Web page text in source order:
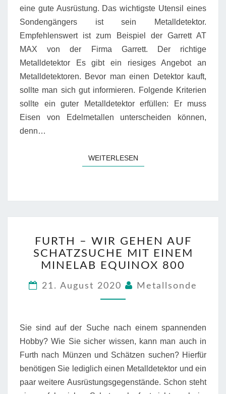
eine gute Ausrüstung. Das wichtigste Utensil eines
Sondengängers ist sein Metalldetektor.
Empfehlenswert ist zum Beispiel der Garrett AT
MAX von der Firma Garrett. Der richtige
Metalldetektor Es gibt ein riesiges Angebot an
Metalldetektoren. Bevor man einen Detektor kauft,
sollte man sich gut informieren. Folgende Kriterien
sollte ein guter Metalldetektor erfüllen: Er muss
Eisen von Edelmetallen unterscheiden können,
denn…
WEITERLESENWEITERLESEN
–
WIR
GEHEN
SCHATZSUCHE
EQUINOX
800
FURTH – WIR GEHEN AUF
SCHATZSUCHE MIT EINEM
MINELAB EQUINOX 800
21. August 2020 Metallsonde
Sie sind auf der Suche nach einem spannenden
Hobby? Wie Sie sicher wissen, kann man auch in
Furth nach Münzen und Schätzen suchen? Hierfür
benötigen Sie lediglich einen Metalldetektor und ein
paar weitere Ausrüstungsgegenstände. Schon steht